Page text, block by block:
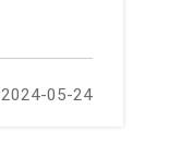
2024-05-24